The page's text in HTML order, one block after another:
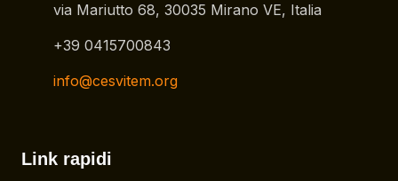
via Mariutto 68, 30035 Mirano VE, Italia
+39 0415700843
info@cesvitem.org
Link rapidi